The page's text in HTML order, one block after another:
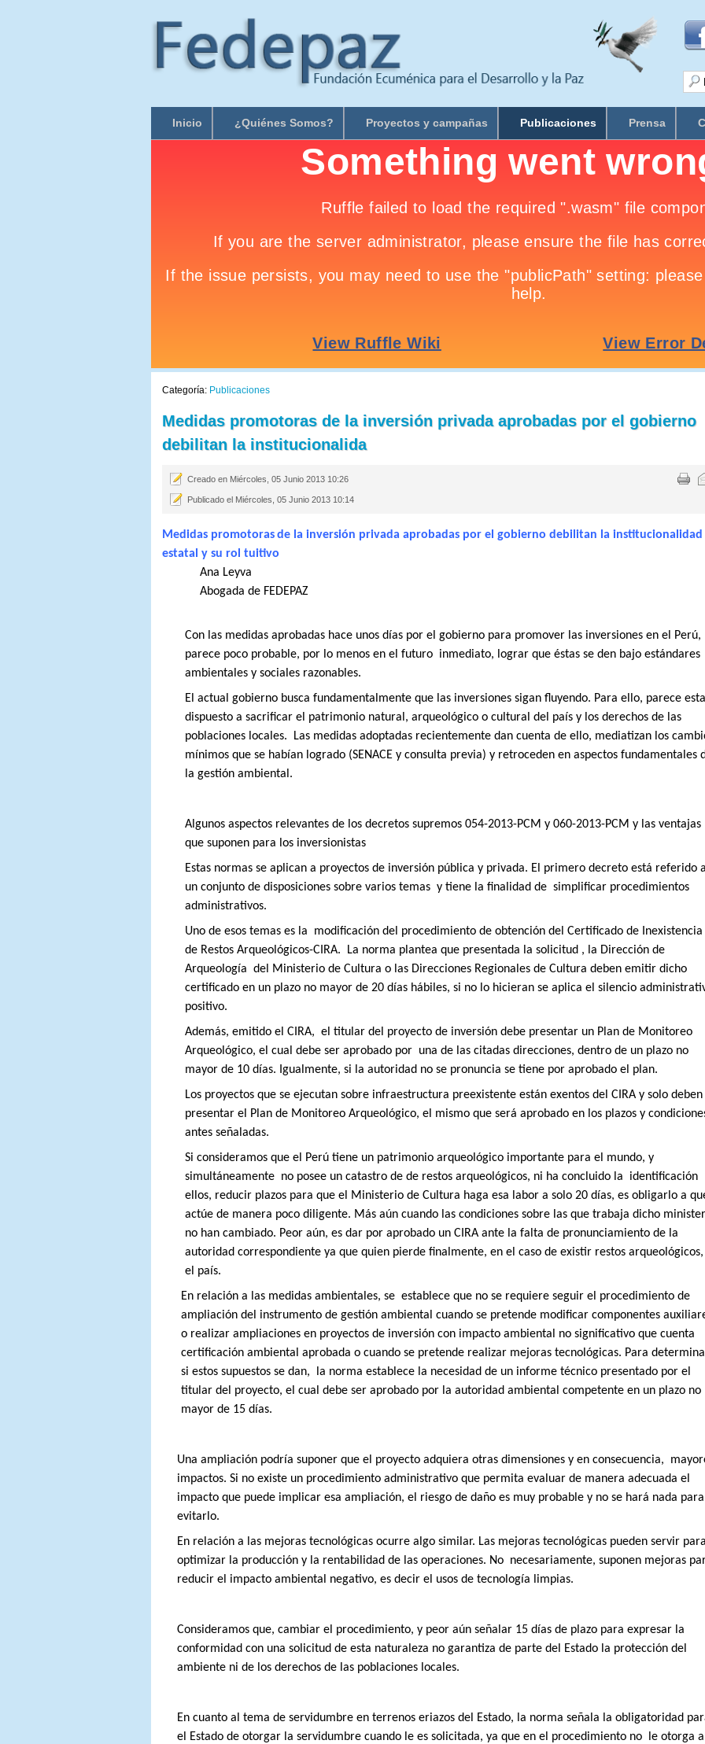
Inicio ¿Quiénes Somos? Proyectos y campañas Publicaciones Prensa
Categoría: Publicaciones
Medidas promotoras de la inversión privada aprobadas por el gobierno
debilitan la institucionalida
Creado en Miércoles, 05 Junio 2013 10:26
Publicado el Miércoles, 05 Junio 2013 10:14
Medidas promotoras de la inversión privada aprobadas por el gobierno debilitan la institucionalidad
estatal y su rol tuitivo
Ana Leyva
Abogada de FEDEPAZ
Con las medidas aprobadas hace unos días por el gobierno para promover las inversiones en el Perú,
parece poco probable, por lo menos en el futuro inmediato, lograr que éstas se den bajo estándares
ambientales y sociales razonables.
El actual gobierno busca fundamentalmente que las inversiones sigan fluyendo. Para ello, parece
dispuesto a sacrificar el patrimonio natural, arqueológico o cultural del país y los derechos de las
poblaciones locales.
Las medidas adoptadas recientemente dan cuenta de ello, mediatizan los
mínimos que se habían logrado (SENACE y consulta previa) y retroceden en aspectos fundamentales
la gestión ambiental.
Algunos aspectos relevantes de los decretos supremos 054-2013-PCM y 060-2013-PCM y las ventajas
que suponen para los inversionistas
Estas normas se aplican a proyectos de inversión pública y privada. El primero decreto está referido a
un conjunto de disposiciones sobre varios temas y tiene la finalidad de simplificar procedimientos
administrativos.
Uno de esos temas es la
modificación del procedimiento de obtención del Certificado de Inexistencia
de Restos Arqueológicos-CIRA.
La norma plantea que presentada la solicitud , la Dirección de
Arqueología del Ministerio de Cultura o las Direcciones Regionales de Cultura deben emitir dicho
certificado en un plazo no mayor de 20 días hábiles, si no lo hicieran se aplica el silencio
positivo.
Además, emitido el CIRA, el titular del proyecto de inversión debe presentar un Plan de Monitoreo
Arqueológico, el cual debe ser aprobado por una de las citadas direcciones, dentro de un plazo no
mayor de 10 días. Igualmente, si la autoridad no se pronuncia se tiene por aprobado el plan.
Los proyectos que se ejecutan sobre infraestructura preexistente están exentos del CIRA y solo deben
presentar el Plan de Monitoreo Arqueológico, el mismo que será aprobado en los plazos y
antes señaladas.
Si consideramos que el Perú tiene un patrimonio arqueológico importante para el mundo, y
simultáneamente no posee un catastro de de restos arqueológicos, ni ha concluido la
identificación
ellos, reducir plazos para que el Ministerio de Cultura haga esa labor a solo 20 días, es obligarlo a
actúe de manera poco diligente. Más aún cuando las condiciones sobre las que trabaja dicho
no han cambiado. Peor aún, es dar por aprobado un CIRA ante la falta de pronunciamiento de la
autoridad correspondiente ya que quien pierde finalmente, en el caso de existir restos arqueológicos,
el país.
En relación a las medidas ambientales, se establece que no se requiere seguir el procedimiento de
ampliación del instrumento de gestión ambiental cuando se pretende modificar componentes
o realizar ampliaciones en proyectos de inversión con impacto ambiental no significativo que cuenta
certificación ambiental aprobada o cuando se pretende realizar mejoras tecnológicas. Para
si estos supuestos se dan,
la norma establece la necesidad de un informe técnico presentado por el
titular del proyecto, el cual debe ser aprobado por la autoridad ambiental competente en un plazo no
mayor de 15 días.
Una ampliación podría suponer que el proyecto adquiera otras dimensiones y en consecuencia,
impactos. Si no existe un procedimiento administrativo que permita evaluar de manera adecuada el
impacto que puede implicar esa ampliación, el riesgo de daño es muy probable y no se hará nada para
evitarlo.
En relación a las mejoras tecnológicas ocurre algo similar. Las mejoras tecnológicas pueden servir para
optimizar la producción y la rentabilidad de las operaciones. No necesariamente, suponen mejoras
reducir el impacto ambiental negativo, es decir el usos de tecnología limpias.
Consideramos que, cambiar el procedimiento, y peor aún señalar 15 días de plazo para expresar la
conformidad con una solicitud de esta naturaleza no garantiza de parte del Estado la protección del
ambiente ni de los derechos de las poblaciones locales.
En cuanto al tema de servidumbre en terrenos eriazos del Estado, la norma señala la obligatoridad
el Estado de otorgar la servidumbre cuando le es solicitada, ya que en el procedimiento no
le otorga a